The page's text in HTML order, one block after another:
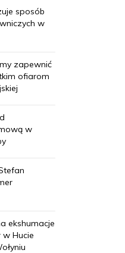
sposób
w
zapewnić
ofiarom
w
ekshumacje
Hucie